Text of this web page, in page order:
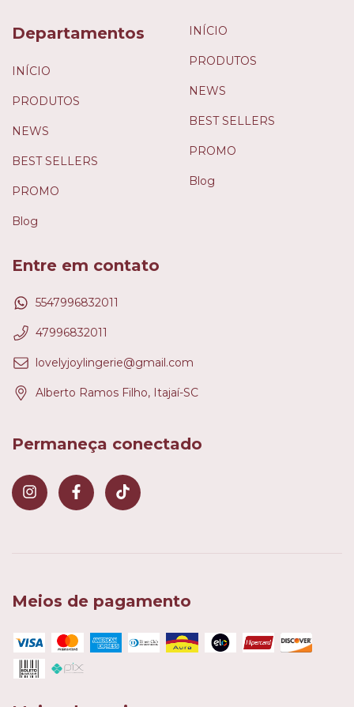
Departamentos
INÍCIO
PRODUTOS
NEWS
BEST SELLERS
PROMO
Blog
INÍCIO
PRODUTOS
NEWS
BEST SELLERS
PROMO
Blog
Entre em contato
5547996832011
47996832011
lovelyjoylingerie@gmail.com
Alberto Ramos Filho, Itajaí-SC
Permaneça conectado
Meios de pagamento